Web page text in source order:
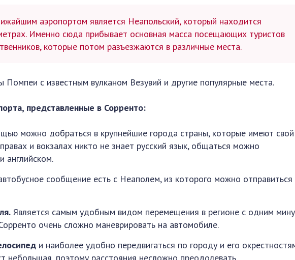
аэропортом является Неапольский, который находится
Именно сюда прибывает основная масса посещающих туристов
которые потом разъезжаются в различные места.
с известным вулканом Везувий и другие популярные места.
представленные в Сорренто:
можно добраться в крупнейшие города страны, которые имеют свой
и вокзалах никто не знает русский язык, общаться можно
английском.
сообщение есть с Неаполем, из которого можно отправиться
Является самым удобным видом перемещения в регионе с одним
очень сложно маневрировать на автомобиле.
и наиболее удобно передвигаться по городу и его